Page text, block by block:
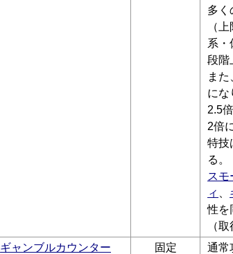
多く
（
系・
段階
ま
にな
2.5
2倍
特技
る。
スモ
ィ
性を
（
ギャンブルカウンター
固定 通常